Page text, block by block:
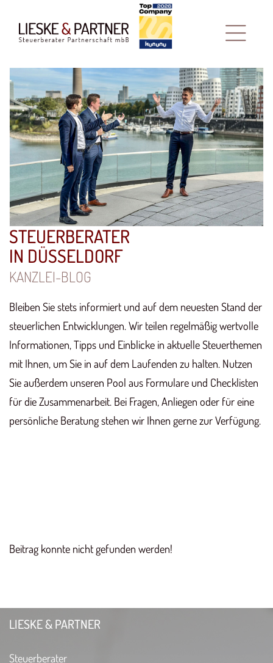
STEUERBERATER
IN DÜSSELDORF
KANZLEI-BLOG
Bleiben Sie stets informiert und auf dem neuesten Stand der
steuerlichen Entwicklungen. Wir teilen regelmäßig wertvolle
Informationen, Tipps und Einblicke in aktuelle Steuerthemen
mit Ihnen, um Sie in auf dem Laufenden zu halten. Nutzen
Sie außerdem unseren Pool aus Formulare und Checklisten
für die Zusammenarbeit. Bei Fragen, Anliegen oder für eine
persönliche Beratung stehen wir Ihnen gerne zur Verfügung.
Beitrag konnte nicht gefunden werden!
LIESKE & PARTNER
Steuerberater